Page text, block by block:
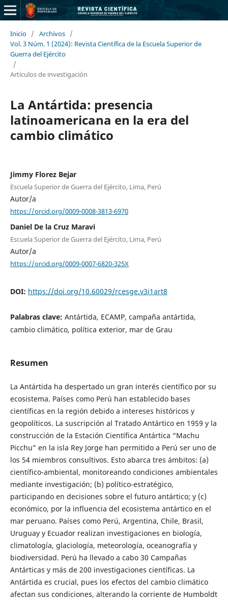
Inicio / Archivos /
Vol. 3 Núm. 1 (2024): Revista Científica de la Escuela Superior de
Guerra del Ejército
/
Artículos de investigación
La Antártida: presencia
latinoamericana en la era del
cambio climático
Jimmy Florez Bejar
Escuela Superior de Guerra del Ejército, Lima, Perú
Autor/a
https://orcid.org/0009-0008-3813-6970
Daniel De la Cruz Maravi
Escuela Superior de Guerra del Ejército, Lima, Perú
Autor/a
https://orcid.org/0009-0007-6820-325X
DOI: https://doi.org/10.60029/rcesge.v3i1art8
Palabras clave: Antártida, ECAMP, campaña antártida,
cambio climático, política exterior, mar de Grau
Resumen
La Antártida ha despertado un gran interés científico por su
ecosistema. Países como Perú han establecido bases
científicas en la región debido a intereses históricos y
geopolíticos. La suscripción al Tratado Antártico en 1959 y la
construcción de la Estación Científica Antártica “Machu
Picchu” en la isla Rey Jorge han permitido a Perú ser uno de
los 54 miembros consultivos. Esto abarca tres ámbitos: (a)
científico-ambiental, monitoreando condiciones ambientales
mediante investigación; (b) político-estratégico,
participando en decisiones sobre el futuro antártico; y (c)
económico, por la influencia del ecosistema antártico en el
mar peruano. Países como Perú, Argentina, Chile, Brasil,
Uruguay y Ecuador realizan investigaciones en biología,
climatología, glaciología, meteorología, oceanografía y
biodiversidad. Perú ha llevado a cabo 30 Campañas
Antárticas y más de 200 investigaciones científicas. La
Antártida es crucial, pues los efectos del cambio climático
afectan sus condiciones, alterando la corriente de Humboldt